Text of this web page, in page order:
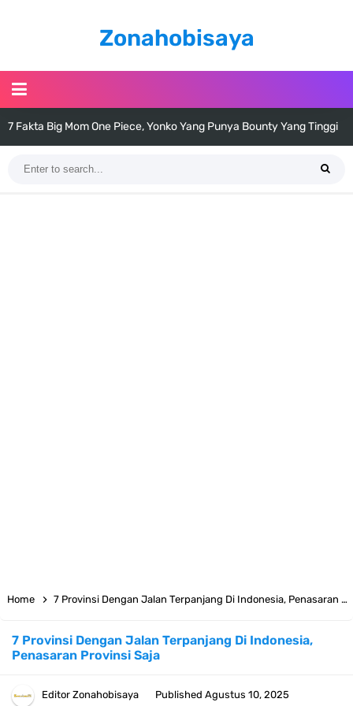
Zonahobisaya
7 Fakta Big Mom One Piece, Yonko Yang Punya Bounty Yang Tinggi
7 Fakta Yamato One Piece, Anak Kaido Yang Sangat Kagum Pada
Resep Pesmol Ikan Mas, Makanan Khas Sunda Dengan Rasa Yang
Enaknya Nagih
Home 7 Provinsi Dengan Jalan Terpanjang Di Indonesia, Penasaran Provinsi Saja
7 Provinsi Dengan Jalan Terpanjang Di Indonesia,
Penasaran Provinsi Saja
Editor Zonahobisaya Published Agustus 10, 2025